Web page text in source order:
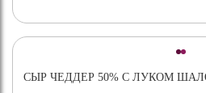
СЫР ЧЕДДЕР 50% С ЛУКОМ